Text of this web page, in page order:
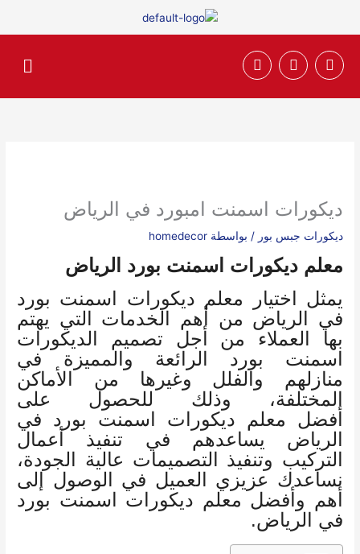
F
a
e
T
w
t
I
n
t
ديكورات اسمنت امبورد في الرياض
ديكورات جبس بور / بواسطة homedecor
معلم ديكورات اسمنت بورد الرياض
يمثل اختيار معلم ديكورات اسمنت بورد
في الرياض من أهم الخدمات التي يهتم
بها العملاء من أجل تصميم الديكورات
اسمنت بورد الرائعة والمميزة في
منازلهم والفلل وغيرها من الأماكن
المختلفة، وذلك للحصول على
أفضل معلم ديكورات اسمنت بورد في
الرياض يساعدهم في تنفيذ أعمال
التركيب وتنفيذ التصميمات عالية الجودة،
نساعدك عزيزي العميل في الوصول إلى
أهم وأفضل معلم ديكورات اسمنت بورد
في الرياض.